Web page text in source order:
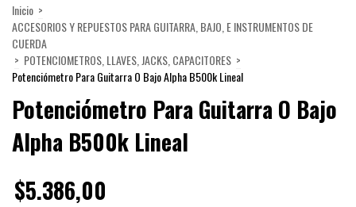
Inicio >
ACCESORIOS Y REPUESTOS PARA GUITARRA, BAJO, E INSTRUMENTOS DE
CUERDA
> POTENCIOMETROS, LLAVES, JACKS, CAPACITORES >
Potenciómetro Para Guitarra O Bajo Alpha B500k Lineal
Potenciómetro Para Guitarra O Bajo
Alpha B500k Lineal
$5.386,00